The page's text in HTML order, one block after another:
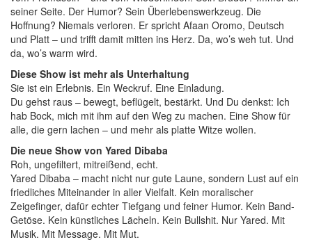
seiner Seite. Der Humor? Sein Überlebenswerkzeug. Die
Hoffnung? Niemals verloren. Er spricht Afaan Oromo, Deutsch
und Platt – und trifft damit mitten ins Herz. Da, wo’s weh tut. Und
da, wo’s warm wird.
Diese Show ist mehr als Unterhaltung
Sie ist ein Erlebnis. Ein Weckruf. Eine Einladung.
Du gehst raus – bewegt, beflügelt, bestärkt. Und Du denkst: Ich
hab Bock, mich mit ihm auf den Weg zu machen. Eine Show für
alle, die gern lachen – und mehr als platte Witze wollen.
Die neue Show von Yared Dibaba
Roh, ungefiltert, mitreißend, echt.
Yared Dibaba – macht nicht nur gute Laune, sondern Lust auf ein
friedliches Miteinander in aller Vielfalt. Kein moralischer
Zeigefinger, dafür echter Tiefgang und feiner Humor. Kein Band-
Getöse. Kein künstliches Lächeln. Kein Bullshit. Nur Yared. Mit
Musik. Mit Message. Mit Mut.